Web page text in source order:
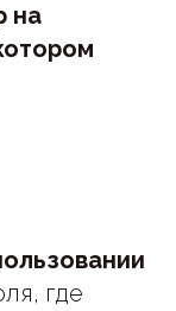
на
где